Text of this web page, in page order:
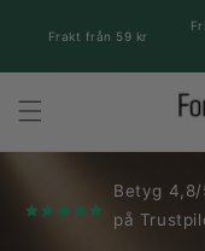
tillFrakt från 59 kr
Betyg 4,8/
på